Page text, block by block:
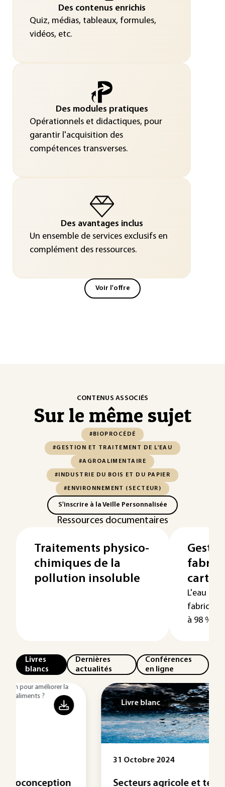
Des contenus enrichis
Quiz, médias, tableaux, formules,
vidéos, etc.
Des modules pratiques
Opérationnels et didactiques, pour
garantir l'acquisition des
compétences transverses.
Des avantages inclus
Un ensemble de services exclusifs en
complément des ressources.
Voir l'offre
CONTENUS ASSOCIÉS
Sur le même sujet
#BIOPROCÉDÉ
#GESTION ET TRAITEMENT DE L'EAU
#AGROALIMENTAIRE
#INDUSTRIE DU BOIS ET DU PAPIER
#ENVIRONNEMENT (SECTEUR)
S'inscrire à la Veille Personnalisée
Ressources documentaires
Traitements physico-
chimiques de la
pollution insoluble
L'eau est
à 98 %
Livres
blancs
Dernières
actualités
Conférences
en ligne
Livre blanc
Secteurs agricole et textile :